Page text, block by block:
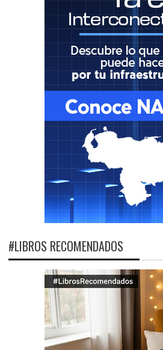
#LIBROS RECOMENDADOS